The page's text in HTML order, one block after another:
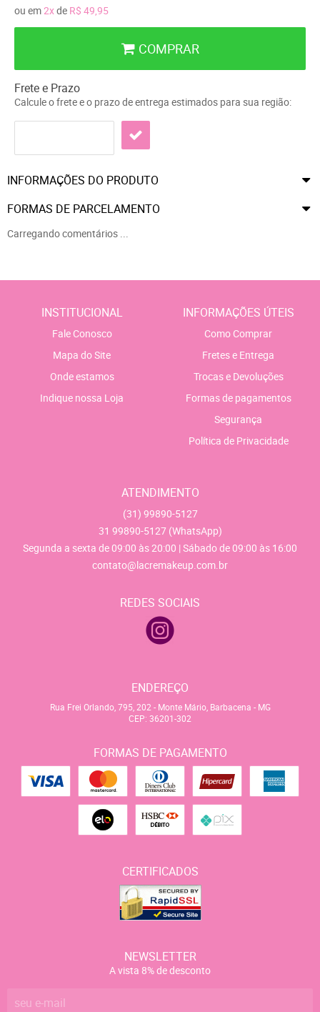
ou em2xde R$ 49,95
COMPRAR
Frete e Prazo
Calcule o frete e o prazo de entrega estimados para sua região:
INFORMAÇÕES DO PRODUTO
FORMAS DE PARCELAMENTO
Carregando comentários ...
INSTITUCIONAL
Fale Conosco
Mapa do Site
Onde estamos
Indique nossa Loja
INFORMAÇÕES ÚTEIS
Como Comprar
Fretes e Entrega
Trocas e Devoluções
Formas de pagamentos
Segurança
Política de Privacidade
ATENDIMENTO
(31) 99890-5127
31 99890-5127 (WhatsApp)
Segunda a sexta de 09:00 às 20:00 | Sábado de 09:00 às 16:00
contato@lacremakeup.com.br
REDES SOCIAIS
ENDEREÇO
Rua Frei Orlando, 795, 202 - Monte Mário, Barbacena - MG
CEP: 36201-302
FORMAS DE PAGAMENTO
CERTIFICADOS
NEWSLETTER
A vista 8% de desconto